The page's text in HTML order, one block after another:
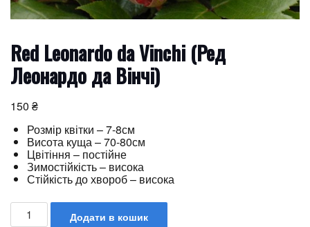
Red Leonardo da Vinchi (Ред
Леонардо да Вінчі)
150 ₴
Розмір квітки – 7-8см
Висота куща – 70-80см
Цвітіння – постійне
Зимостійкість – висока
Стійкість до хвороб – висока
Додати в кошик